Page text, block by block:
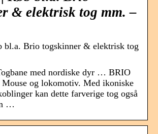
& elektrisk tog mm. –
bl.a. Brio togskinner & elektrisk tog
med nordiske dyr … BRIO
og lokomotiv. Med ikoniske
kan dette farverige tog også
…